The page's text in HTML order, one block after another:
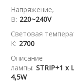
Напряжение,
В: 220~240V
Световая
К: 2700
Описание
лампы: STRIP+1 x
4,5W